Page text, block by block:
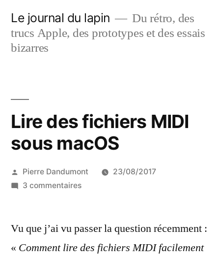
contenu
Le journal du lapin
Du rétro, des
trucs Apple, des prototypes et des essais
bizarres
Lire des fichiers MIDI
sous macOS
Publié
par
Pierre Dandumont
23/08/2017
3 commentairessur
fichiers
sous
Vu que j’ai vu passer la question récemment :
« Comment lire des fichiers MIDI facilement